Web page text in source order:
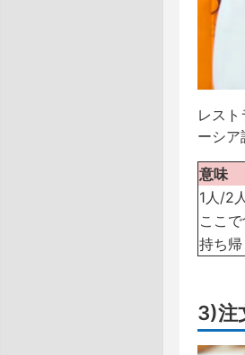
レス
ーシア
意味
1人/2
ここ
持ち
3)注